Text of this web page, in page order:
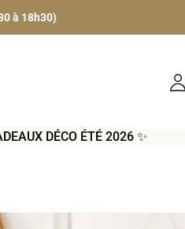
à 18h30)
DÉCO ÉTÉ 2026 ✨